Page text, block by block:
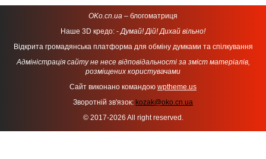
OKo.cn.ua – блогоматриця
Наше 3D кредо: -Думай! Дій! Дихай вільно!
Відкрита громадянська платформа для обміну думками та спілкування
Адміністрація сайту не несе відповідальності за зміст матеріалів,
розміщених користувачами
Сайт виконано командою wptheme.us
Зворотній зв'язок: kozak@oko.cn.ua
© 2017-2026 All right reserved.